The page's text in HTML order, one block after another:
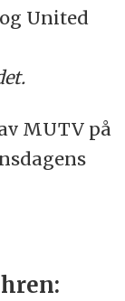
United
MUTV på